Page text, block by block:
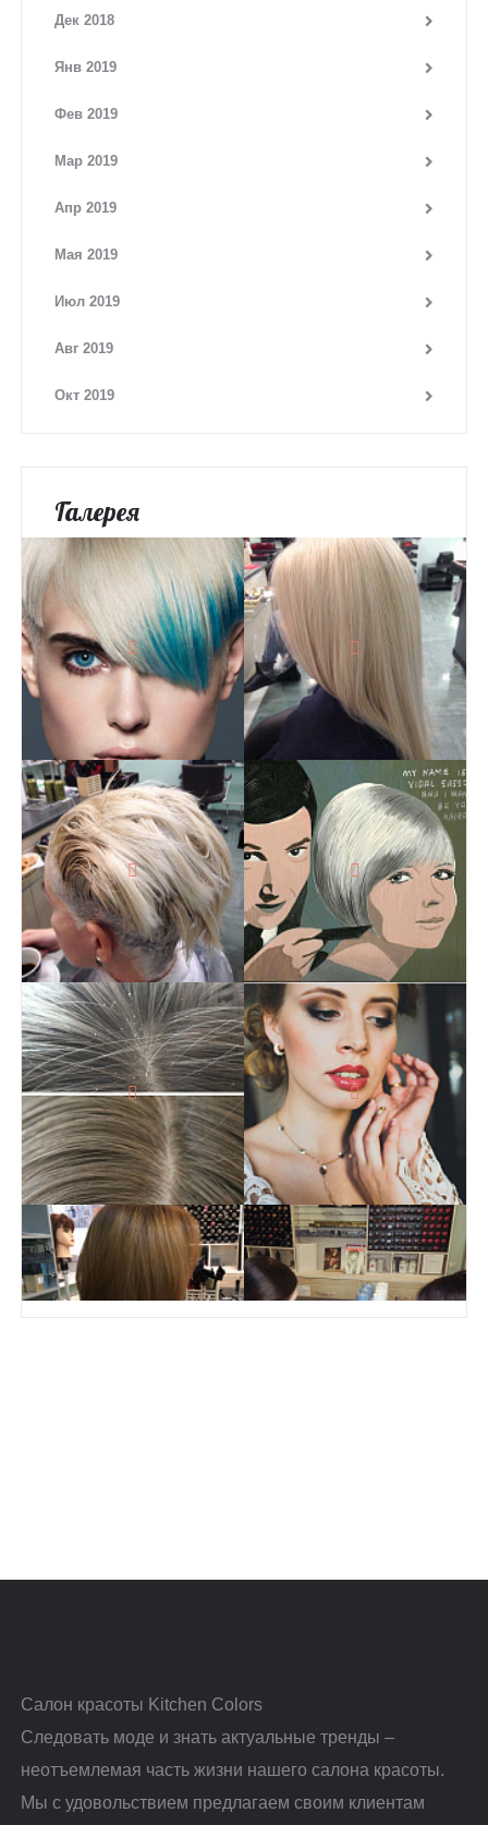
Дек 2018
Янв 2019
Фев 2019
Мар 2019
Апр 2019
Мая 2019
Июл 2019
Авг 2019
Окт 2019
Галерея
Салон красоты Kitchen Colors
Следовать моде и знать актуальные тренды –
неотъемлемая часть жизни нашего салона красоты.
Мы с удовольствием предлагаем своим клиентам